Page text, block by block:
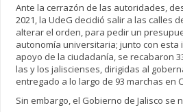
Ante la cerrazón de las autoridades,
2021, la UdeG decidió salir a las calles
alterar el orden, para pedir un
autonomía universitaria; junto con esta
apoyo de la ciudadanía, se recabaron
las y los jaliscienses, dirigidas al
entregado a lo largo de 93 marchas en
Sin embargo, el Gobierno de Jalisco se